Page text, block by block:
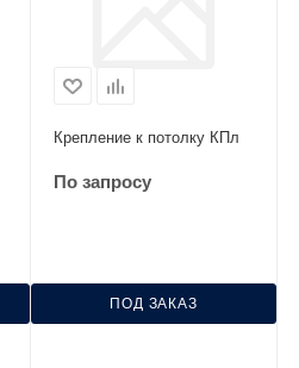
Крепление к потолку КПл
По запросу
ПОД ЗАКАЗ